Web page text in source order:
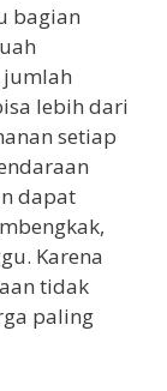
bagian
jumlah
lebih dari
setiap
dapat
Karena
tidak
paling